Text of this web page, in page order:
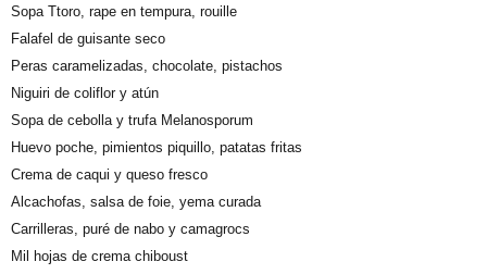
Sopa Ttoro, rape en tempura, rouille
Falafel de guisante seco
Peras caramelizadas, chocolate, pistachos
Niguiri de coliflor y atún
Sopa de cebolla y trufa Melanosporum
Huevo poche, pimientos piquillo, patatas fritas
Crema de caqui y queso fresco
Alcachofas, salsa de foie, yema curada
Carrilleras, puré de nabo y camagrocs
Mil hojas de crema chiboust